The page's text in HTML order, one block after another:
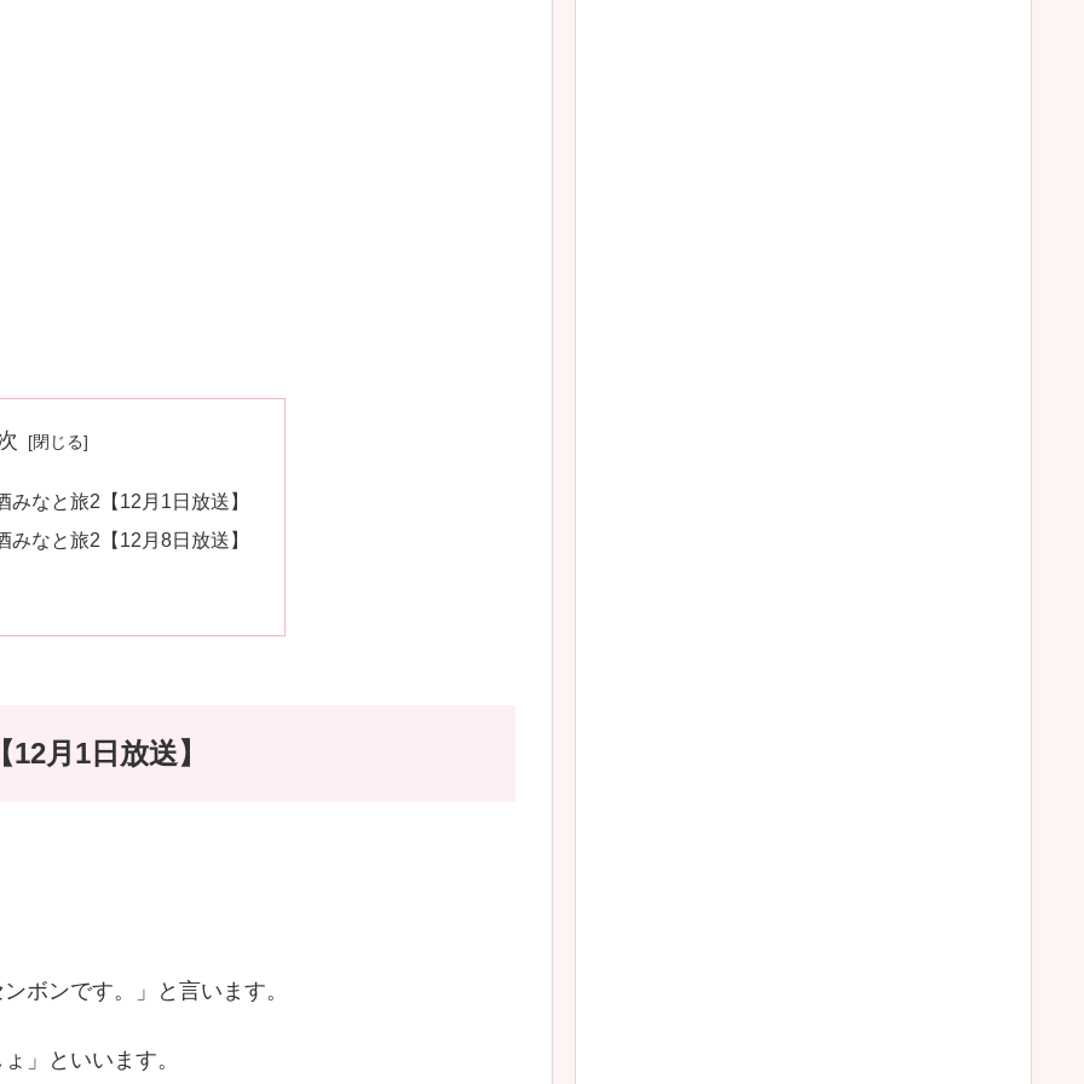
なと旅2【12月1日放送】
なと旅2【12月8日放送】
月1日放送】
ボンです。」と言います。
」といいます。